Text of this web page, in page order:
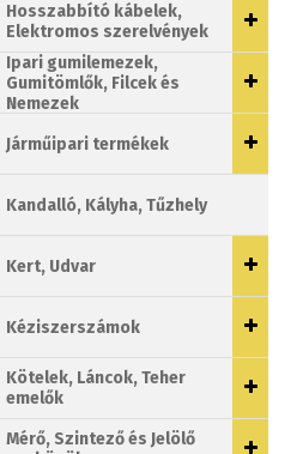
Hosszabbító kábelek,
Elektromos szerelvények
Ipari gumilemezek,
Gumitömlők, Filcek és
Nemezek
Járműipari termékek
Kandalló, Kályha, Tűzhely
Kert, Udvar
Kéziszerszámok
Kötelek, Láncok, Teher
emelők
Mérő, Szintező és Jelölő